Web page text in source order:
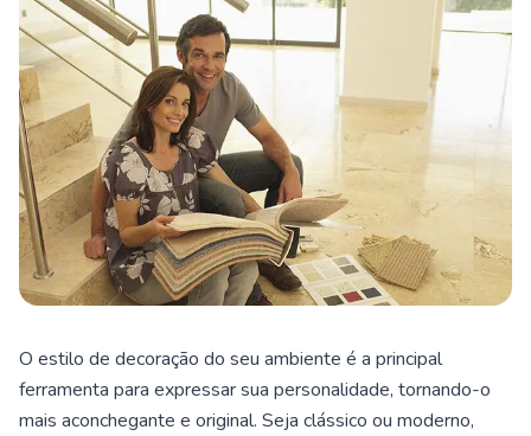
O estilo de decoração do seu ambiente é a principal
ferramenta para expressar sua personalidade, tornando-o
mais aconchegante e original. Seja clássico ou moderno,